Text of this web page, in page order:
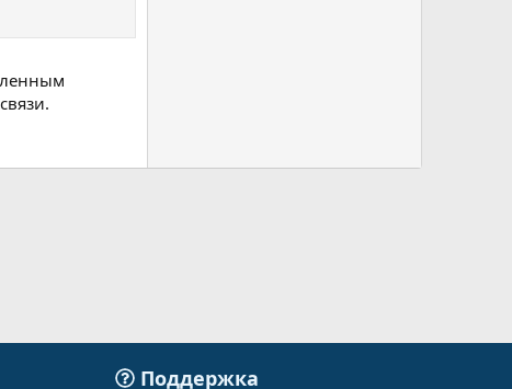
Поддержка